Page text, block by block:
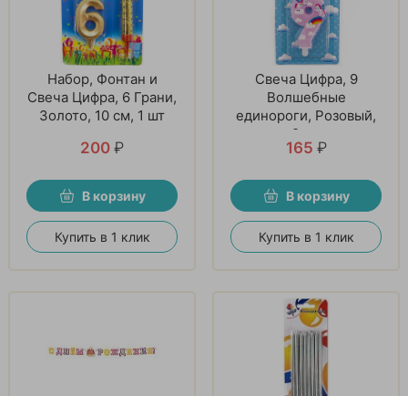
Набор, Фонтан и
Свеча Цифра, 6 Грани,
Золото, 10 см, 1 шт
200 ₽
В корзину
Купить в 1 клик
Свеча Цифра, 9
Волшебные
единороги, Розовый,
9 см
165 ₽
В корзину
Купить в 1 клик